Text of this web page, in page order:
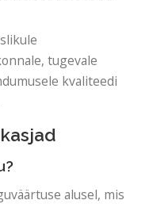
tugevale
kvaliteedi
alusel, mis